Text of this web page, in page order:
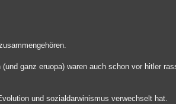
ganz eruopa) waren auch schon vor hitler
und sozialdarwinismus verwechselt hat.